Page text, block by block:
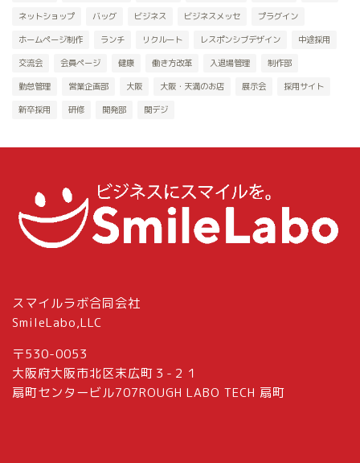
ネットショップ バッグ ビジネス ビジネスメッセ プラグイン
ホームページ制作 ランチ リクルート レスポンシブデザイン 中途採用
交流会 会員ページ 健康 働き方改革 入退場管理 制作部
勤怠管理 営業企画部 大阪 大阪・天満のお店 展示会 採用サイト
新卒採用 研修 開発部 関デジ
スマイルラボ合同会社
SmileLabo,LLC
〒530-0053
大阪府大阪市北区末広町３-２１
扇町センタービル707ROUGH LABO TECH 扇町